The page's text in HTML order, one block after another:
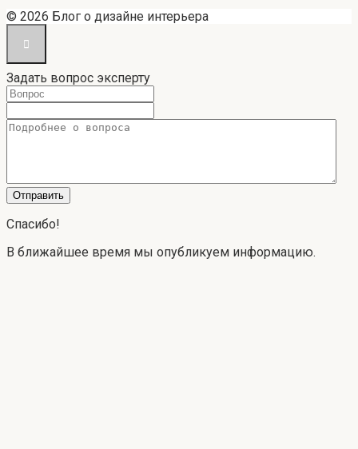
© 2026 Блог о дизайне интерьера
Задать вопрос эксперту
Спасибо!
В ближайшее время мы опубликуем информацию.